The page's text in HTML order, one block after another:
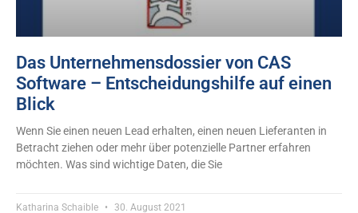
Das Unternehmensdossier von CAS
Software – Entscheidungshilfe auf einen
Blick
Wenn Sie einen neuen Lead erhalten, einen neuen Lieferanten in
Betracht ziehen oder mehr über potenzielle Partner erfahren
möchten. Was sind wichtige Daten, die Sie
Katharina Schaible 30. August 2021